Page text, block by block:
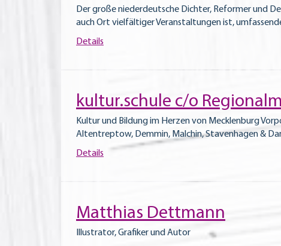
Der große niederdeutsche Dichter, Reformer und
auch Ort vielfältiger Veranstaltungen ist,
Details
kultur.schule c/o
Kultur und Bildung im Herzen von Mecklenburg
Altentreptow, Demmin, Malchin, Stavenhagen &
Details
Matthias Dettmann
Illustrator, Grafiker und Autor